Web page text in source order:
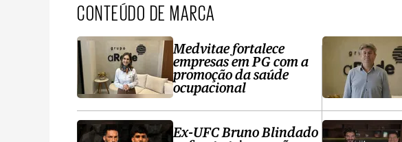
CONTEÚDO DE MARCA
Medvitae fortalece
empresas em PG com a
promoção da saúde
ocupacional
Ex-UFC Bruno Blindado